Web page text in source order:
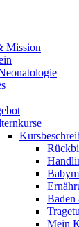
Mission
Baden
Mein